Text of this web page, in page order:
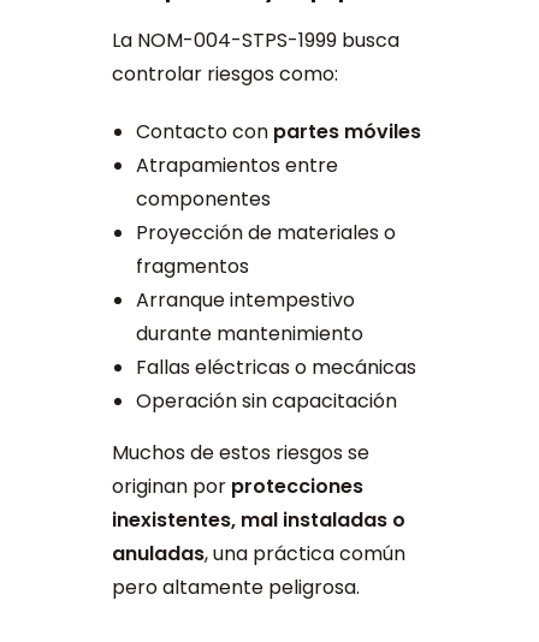
La NOM-004-STPS-1999 busca
controlar riesgos como:
Contacto con partes móviles
Atrapamientos entre
componentes
Proyección de materiales o
fragmentos
Arranque intempestivo
durante mantenimiento
Fallas eléctricas o mecánicas
Operación sin capacitación
Muchos de estos riesgos se
originan por protecciones
inexistentes, mal instaladas o
anuladas, una práctica común
pero altamente peligrosa.